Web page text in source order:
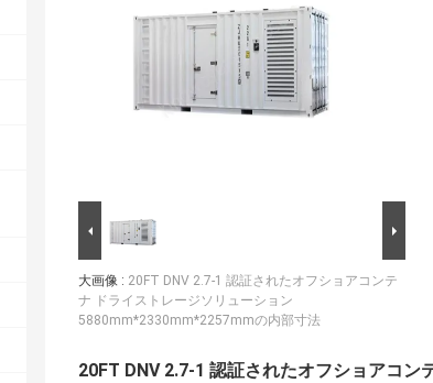
大画像 : 20FT DNV 2.7-1 認証されたオフショアコンテ
ナ ドライストレージソリューション
5880mm*2330mm*2257mmの内部寸法
20FT DNV 2.7-1 認証されたオフショアコン